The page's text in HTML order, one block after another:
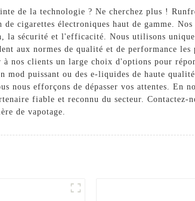
de la technologie ? Ne cherchez plus !
cigarettes électroniques haut de gamme. Nos
la sécurité et l'efficacité. Nous utilisons
aux normes de qualité et de performance les
nos clients un large choix d'options pour
puissant ou des e-liquides de haute
efforçons de dépasser vos attentes. En
fiable et reconnu du secteur. Contactez-
de vapotage.